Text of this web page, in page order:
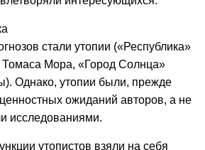
стали утопии («Республика»
Томаса Мора, «Город Солнца»
Однако, утопии были, прежде
ожиданий авторов, а не
исследованиями.
утопистов взяли на себя